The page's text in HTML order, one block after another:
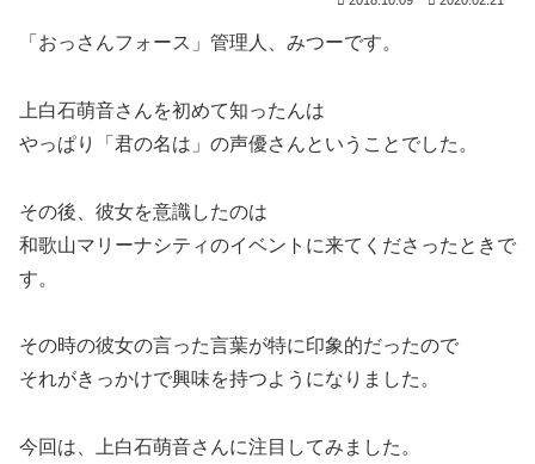
「おっさんフォース」管理人、みつーです。
上白石萌音さんを初めて知ったんは
やっぱり「君の名は」の声優さんということでした。
その後、彼女を意識したのは
和歌山マリーナシティのイベントに来てくださったときで
す。
その時の彼女の言った言葉が特に印象的だったので
それがきっかけで興味を持つようになりました。
今回は、上白石萌音さんに注目してみました。